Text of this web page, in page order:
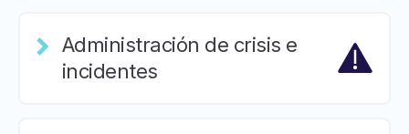
Administración de crisis e
incidentes